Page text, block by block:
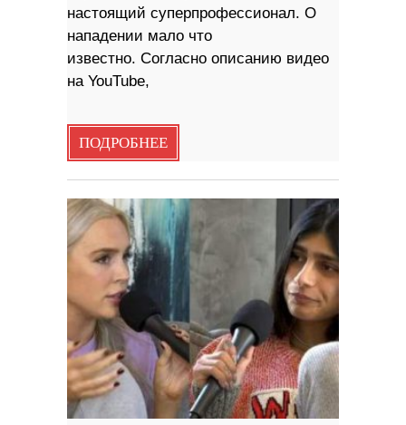
настоящий суперпрофессионал. О
нападении мало что
известно. Согласно описанию видео
на YouTube,
ПОДРОБНЕЕ